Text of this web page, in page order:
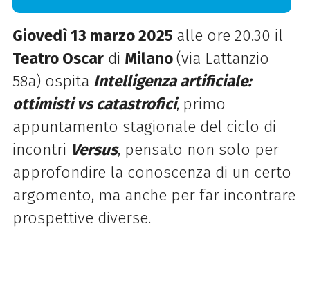
Giovedì 13 marzo 2025 alle ore 20.30 il
Teatro Oscardi Milano(via Lattanzio
58a) ospita Intelligenza artificiale:
ottimisti vs catastrofici, primo
appuntamento stagionale del ciclo di
incontri Versus, pensato non solo per
approfondire la conoscenza di un certo
argomento, ma anche per far incontrare
prospettive diverse.